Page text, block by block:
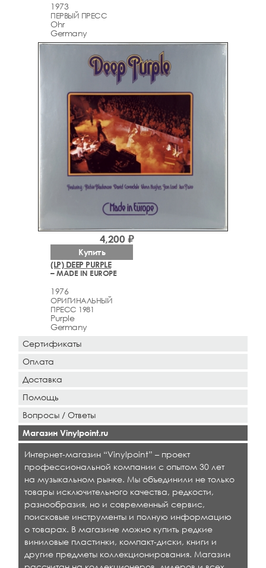
1973
ПЕРВЫЙ ПРЕСС
Ohr
Germany
(LP) DEEP PURPLE
– MADE IN EUROPE
1976
ОРИГИНАЛЬНЫЙ
ПРЕСС 1981
Purple
Germany
4,200 ₽
Купить
Сертификаты
Оплата
Доставка
Помощь
Вопросы / Ответы
Магазин Vinylpoint.ru
Интернет-магазин “Vinylpoint” – проект
профессиональной компании с опытом 30 лет
на музыкальном рынке. Мы объединили не только
товары исключительного качества, редкости,
разнообразия, но и современный сервис,
поисковые инструменты и полную информацию
о товарах. В магазине можно купить редкие
виниловые пластинки, компакт-диски, книги и
другие предметы коллекционирования. Магазин